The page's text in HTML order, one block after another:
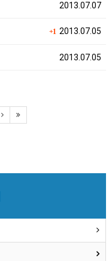
2013.07.07
+1 2013.07.05
2013.07.05